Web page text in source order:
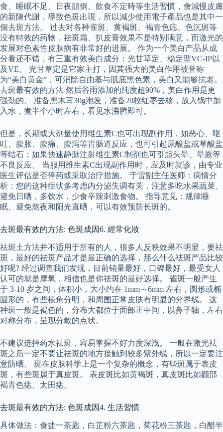
食、睡眠不足、日夜顛倒、飲食不定時等生活習慣，會減慢皮膚
的新陳代謝，導致色斑出現，所以減少使用電子產品也是其中一
個去斑方法。 过去对各种雀斑、黄褐斑、褐青色痣、色沉斑等
没有特效的药物，祛斑霜、扒皮膏效果不是特别满意，而激光的
发展对色素性皮肤病有非常好的进展。 作为一个美白产品从成
分看还不错，有三重有效美白成分：光甘草定、稳定型VC-IP以
及VE。 光甘草定是它家主打，因其强大的美白作用被誉称
为“美白黄金”，可消除自由基与肌底黑色素，美白又能够抗老。
去斑最有效的方法 然后谷雨添加的纯度超90%，美白作用是更
强劲的。 准备黑木耳30g泡发，准备20枚红枣去核，放入锅中加
入水，煮半个小时左右，看见水沸腾即可。
但是，长期或大剂量使用维生素C也可出现副作用，如恶心、呕
吐、腹胀、腹痛、腹泻等胃肠道反应，也可引起尿酸盐或草酸盐
等结石；如果快速静脉注射维生素C制剂也可引起头晕、晕厥等
不良反应。 当服用维生素C出现副作用时，应及时就诊，由专业
医生评估是否停药或采取治疗措施。 于雷副主任医师：病情分
析：您的这种症状多考虑内分泌失调有关，注意多吃水果蔬菜、
避免日晒，多饮水，少食辛辣刺激食物。 指导意见：规律睡
眠、避免熬夜和阳光直晒，可以有效预防长斑的。
去斑最有效的方法: 色斑成因6. 經常化妝
祛斑土方法并不适用于所有的人，很多人反映效果不明显，要祛
斑，最好的祛斑产品才是最正确的选择，那么什么祛斑产品比较
好呢? 经过调查我们发现，目前销量最好，口碑最好，最受女人
认可的就是摩氧，相信也是你祛斑的最好选择。 雀斑一般产生
于 3-10 岁之间，体积小，大小约在 1mm～6mm 左右，圆形或椭
圆形的，有些棱角分明，和周围正常皮肤有明显的分界线。 这
种斑一般是褐色的，分布大都位于面部正中间，以鼻子轴，左右
对称分布，呈现分散的点状。
不建议选择药水祛斑，容易掌握不好力度深浅。 一般在激光祛
斑之后一定不要让祛斑的地方接触到较多紫外线，所以一定要注
意防晒。 斑在皮肤科学上是一个复杂的概念，有些斑属于表皮
斑，有些斑属于真皮斑。 表皮斑比如黄褐斑，真皮斑比如颧部
褐青色痣、太田痣。
去斑最有效的方法: 色斑成因4. 生活習慣
具体做法：食盐一茶匙，白芷粉六茶匙，菊花粉三茶匙，白醋半